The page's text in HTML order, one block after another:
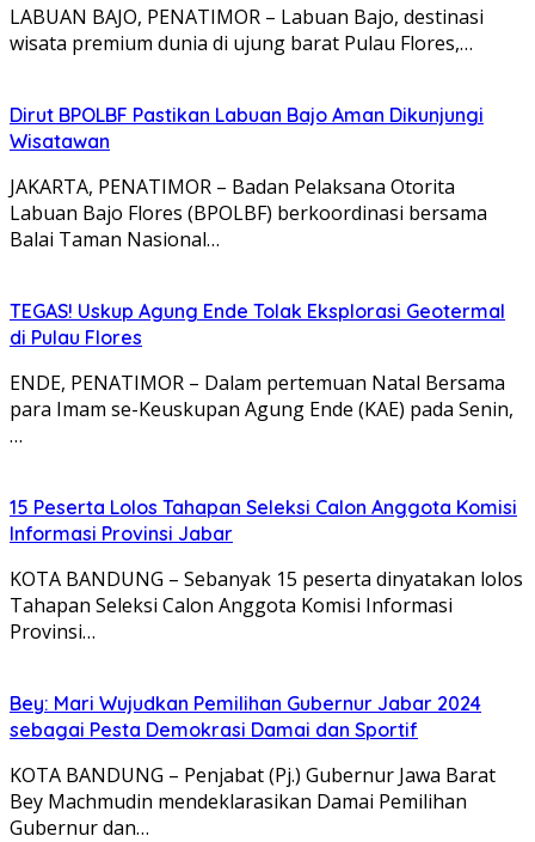
LABUAN BAJO, PENATIMOR – Labuan Bajo, destinasi
wisata premium dunia di ujung barat Pulau Flores,…
Dirut BPOLBF Pastikan Labuan Bajo Aman Dikunjungi
Wisatawan
JAKARTA, PENATIMOR – Badan Pelaksana Otorita
Labuan Bajo Flores (BPOLBF) berkoordinasi bersama
Balai Taman Nasional…
TEGAS! Uskup Agung Ende Tolak Eksplorasi Geotermal
di Pulau Flores
ENDE, PENATIMOR – Dalam pertemuan Natal Bersama
para Imam se-Keuskupan Agung Ende (KAE) pada Senin,
…
15 Peserta Lolos Tahapan Seleksi Calon Anggota Komisi
Informasi Provinsi Jabar
KOTA BANDUNG – Sebanyak 15 peserta dinyatakan lolos
Tahapan Seleksi Calon Anggota Komisi Informasi
Provinsi…
Bey: Mari Wujudkan Pemilihan Gubernur Jabar 2024
sebagai Pesta Demokrasi Damai dan Sportif
KOTA BANDUNG – Penjabat (Pj.) Gubernur Jawa Barat
Bey Machmudin mendeklarasikan Damai Pemilihan
Gubernur dan…